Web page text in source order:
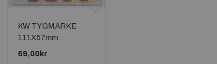
KW TYGMÄRKE
111X57mm
69,00kr